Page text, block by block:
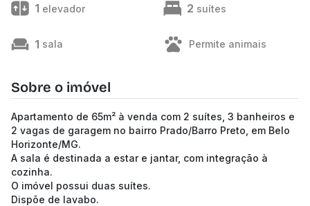
1 elevador 2 suítes
1 sala Permite animais
Sobre o imóvel
Apartamento de 65m² à venda com 2 suítes, 3 banheiros e
2 vagas de garagem no bairro Prado/Barro Preto, em Belo
Horizonte/MG.
A sala é destinada a estar e jantar, com integração à
cozinha.
O imóvel possui duas suítes.
Dispõe de lavabo.